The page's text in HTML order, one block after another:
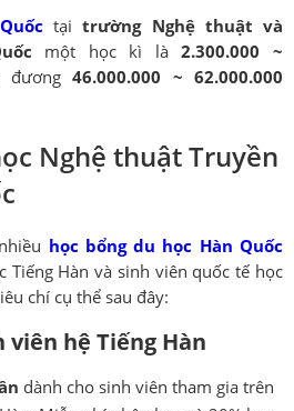
tại trường Nghệ thuật và
một học kì là2.300.000 ~
đương 46.000.000 ~ 62.000.000
Nghệ thuật Truyền
học bổng du học Hàn Quốc
Tiếng Hàn và sinh viên quốc tế học
chí cụ thể sau đây:
viên hệ Tiếng Hàn
dành cho sinh viên tham gia trên